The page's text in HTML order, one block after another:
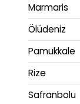
Marmaris
Ölüdeniz
Pamukkale
Rize
Safranbolu